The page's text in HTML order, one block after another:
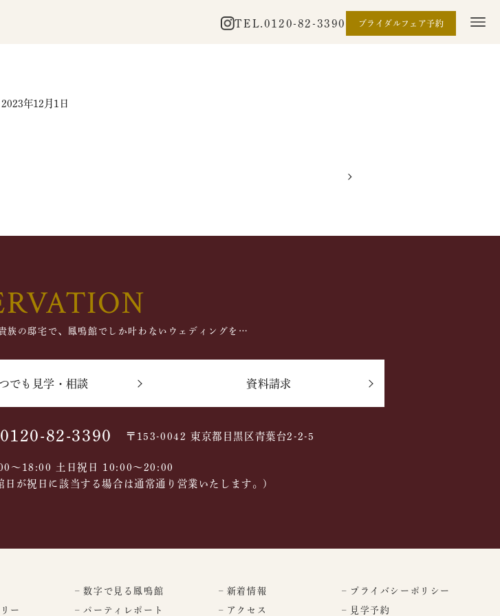
TEL. 0120-82-3390 ブライダルフェア予約
2023年12月1日
族の邸宅で、鳳鳴館でしか叶わないウェディングを…
でも見学・相談 資料請求
82-3390 〒153-0042 東京都目黒区青葉台2-2-5
～18:00 土日祝日 10:00〜20:00
が祝日に該当する場合は通常通り営業いたします。)
ー
– 数字で見る鳳鳴館
– パーティレポート
– 新着情報
– アクセス
– プライバシーポリシー
– 見学予約